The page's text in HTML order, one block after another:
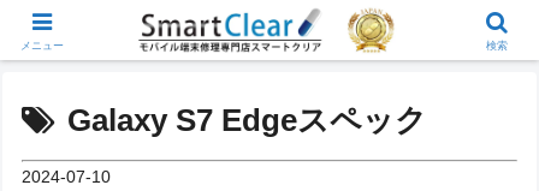
Galaxy S7 Edgeスペック
2024-07-10
メニュー 検索